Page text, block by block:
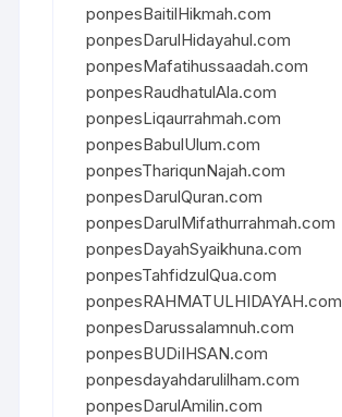
ponpesBaitilHikmah.com
ponpesDarulHidayahul.com
ponpesMafatihussaadah.com
ponpesRaudhatulAla.com
ponpesLiqaurrahmah.com
ponpesBabulUlum.com
ponpesThariqunNajah.com
ponpesDarulQuran.com
ponpesDarulMifathurrahmah.com
ponpesDayahSyaikhuna.com
ponpesTahfidzulQua.com
ponpesRAHMATULHIDAYAH.com
ponpesDarussalamnuh.com
ponpesBUDiIHSAN.com
ponpesdayahdarulilham.com
ponpesDarulAmilin.com